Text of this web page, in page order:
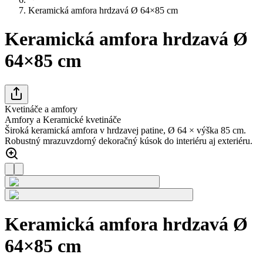
Keramická amfora hrdzavá Ø 64×85 cm
Keramická amfora hrdzavá Ø
64×85 cm
Kvetináče a amfory
Amfory a Keramické kvetináče
Široká keramická amfora v hrdzavej patine, Ø 64 × výška 85 cm.
Robustný mrazuvzdorný dekoračný kúsok do interiéru aj exteriéru.
Keramická amfora hrdzavá Ø
64×85 cm